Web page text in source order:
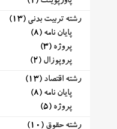
رشته تربیت بدنی (13)
پایان نامه (8)
پروژه (3)
پروپوزال (2)
رشته اقتصاد (13)
پایان نامه (8)
پروژه (5)
رشته حقوق (10)